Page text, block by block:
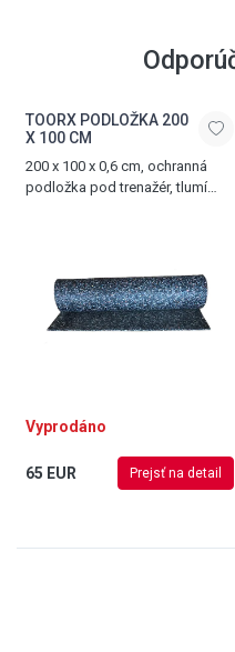
TOORX PODLOŽKA 200
X 100 CM
200 x 100 x 0,6 cm, ochranná
podložka pod trenažér, tlumí
Vyprodáno
65 EUR Prejsť na detail